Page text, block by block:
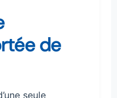
de
seule